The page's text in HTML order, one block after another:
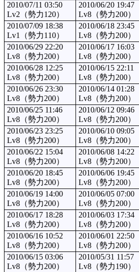
2010/07/11 03:50
Lv2（勢力120）
2010/06/20 19:47
Lv8（勢力200）
2010/07/09 18:38
Lv1（勢力110）
2010/06/18 23:45
Lv8（勢力200）
2010/06/29 22:20
Lv8（勢力200）
2010/06/17 16:03
Lv8（勢力200）
2010/06/28 12:25
Lv8（勢力200）
2010/06/15 22:11
Lv8（勢力200）
2010/06/26 23:30
Lv8（勢力200）
2010/06/14 01:28
Lv8（勢力200）
2010/06/25 11:46
Lv8（勢力200）
2010/06/12 09:46
Lv8（勢力200）
2010/06/23 23:25
Lv8（勢力200）
2010/06/10 09:05
Lv8（勢力200）
2010/06/22 15:04
Lv8（勢力200）
2010/06/08 14:22
Lv8（勢力200）
2010/06/20 18:45
Lv8（勢力200）
2010/06/06 19:45
Lv8（勢力200）
2010/06/19 14:00
Lv8（勢力200）
2010/06/05 07:00
Lv8（勢力200）
2010/06/17 18:28
Lv8（勢力200）
2010/06/03 17:34
Lv8（勢力200）
2010/06/16 10:52
Lv8（勢力200）
2010/06/01 22:50
Lv8（勢力200）
2010/06/15 03:06
Lv8（勢力200）
2010/05/31 11:57
Lv8（勢力190）